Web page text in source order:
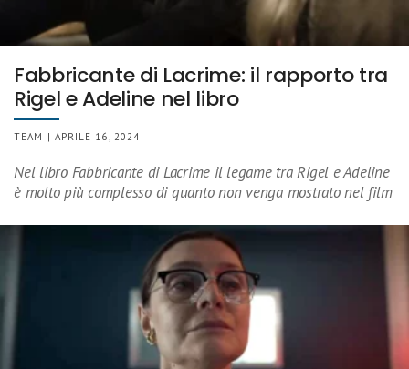
Fabbricante di Lacrime: il rapporto tra
Rigel e Adeline nel libro
TEAM | APRILE 16, 2024
Nel libro Fabbricante di Lacrime il legame tra Rigel e Adeline
è molto più complesso di quanto non venga mostrato nel film